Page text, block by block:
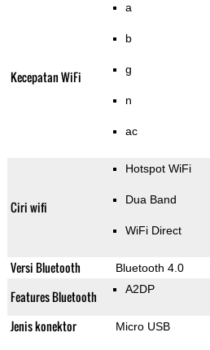
Kecepatan WiFi
a
b
g
n
ac
Ciri wifi
Hotspot WiFi
Dua Band
WiFi Direct
Versi Bluetooth Bluetooth 4.0
Features Bluetooth A2DP
Jenis konektor Micro USB